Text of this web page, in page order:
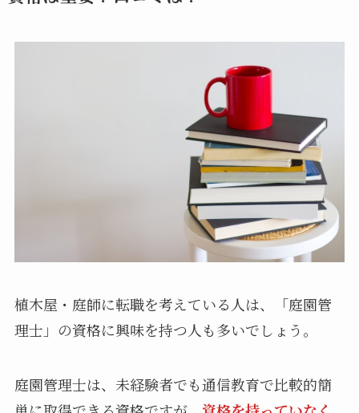
植木屋・庭師に転職を考えている人は、「庭園管
理士」の資格に興味を持つ人も多いでしょう。
庭園管理士は、未経験者でも通信教育で比較的簡